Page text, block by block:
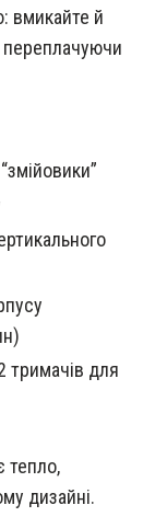
вмикайте й
переплачуючи
тримачів для
тепло,
дизайні.